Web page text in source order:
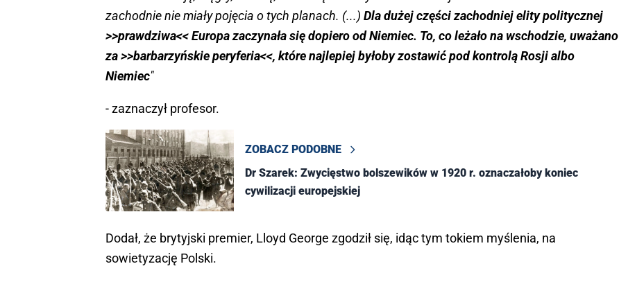
zachodnie nie miały pojęcia o tych planach. (...) Dla dużej części zachodniej elity politycznej
>>prawdziwa<< Europa zaczynała się dopiero od Niemiec. To, co leżało na wschodzie, uważano
za >>barbarzyńskie peryferia<<, które najlepiej byłoby zostawić pod kontrolą Rosji albo
Niemiec"
- zaznaczył profesor.
ZOBACZ PODOBNE
Dr Szarek: Zwycięstwo bolszewików w 1920 r. oznaczałoby koniec
cywilizacji europejskiej
Dodał, że brytyjski premier, Lloyd George zgodził się, idąc tym tokiem myślenia, na
sowietyzację Polski.